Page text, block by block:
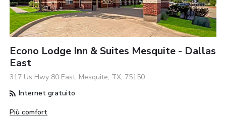
Econo Lodge Inn & Suites Mesquite - Dallas
East
317 Us Hwy 80 East, Mesquite, TX, 75150
Internet gratuito
Più comfort